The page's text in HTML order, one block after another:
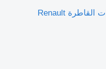
عمود الكامات 149199c لـ السيارات القاطرة Renault